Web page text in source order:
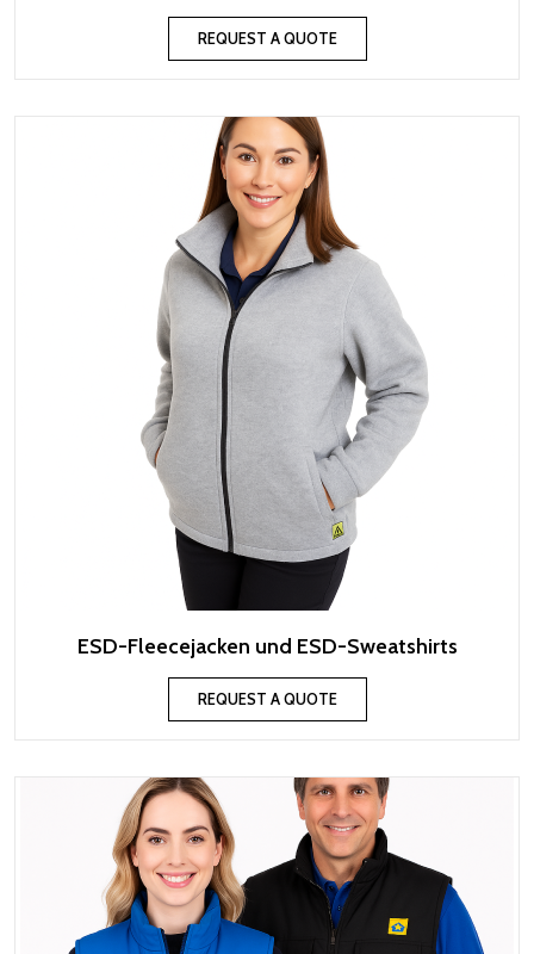
REQUEST A QUOTE
ESD-Fleecejacken und ESD-Sweatshirts
REQUEST A QUOTE